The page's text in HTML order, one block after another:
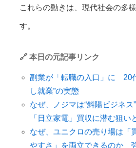
これらの動きは、現代社会の多
す。
🔗 本日の元記事リンク
副業が「転職の入口」に 20
し就業”の実態
なぜ、ノジマは“斜陽ビジネ
「日立家電」買収に潜む狙い
なぜ、ユニクロの売り場は「
やすさ」を両立できるのか